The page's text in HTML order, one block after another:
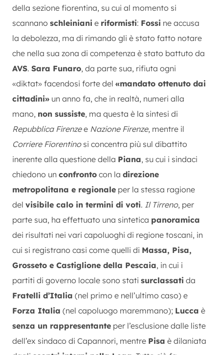
della sezione fiorentina, su cui al momento si
scannano schleiniani e riformisti: Fossi ne accusa
la debolezza, ma di rimando gli è stato fatto notare
che nella sua zona di competenza è stato battuto da
AVS. Sara Funaro, da parte sua, rifiuta ogni
«diktat» facendosi forte del «mandato ottenuto dai
cittadini» un anno fa, che in realtà, numeri alla
mano, non sussiste, ma questa è la sintesi di
Repubblica Firenzee Nazione Firenze, mentre il
Corriere Fiorentinosi concentra più sul dibattito
inerente alla questione della Piana, su cui i sindaci
chiedono un confronto con la direzione
metropolitana e regionale per la stessa ragione
del visibile calo in termini di voti. Il Tirreno, per
parte sua, ha effettuato una sintetica panoramica
dei risultati nei vari capoluoghi di regione toscani, in
cui si registrano casi come quelli di Massa, Pisa,
Grosseto e Castiglione della Pescaia, in cui i
partiti di governo locale sono stati surclassati da
Fratelli d’Italia (nel primo e nell’ultimo caso) e
Forza Italia (nel capoluogo maremmano); Lucca è
senza un rappresentante per l’esclusione dalle liste
dell’ex sindaco di Capannori, mentre Pisa è dilaniata